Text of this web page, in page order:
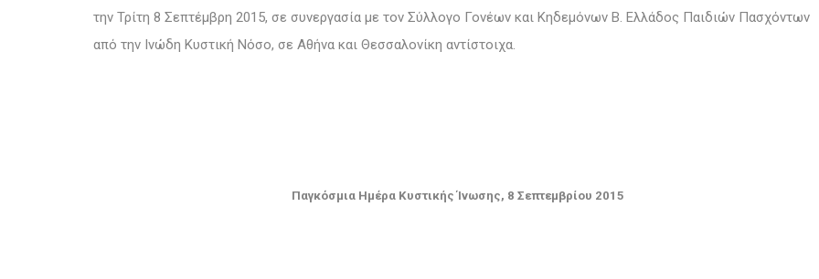
την Τρίτη 8 Σεπτέμβρη 2015, σε συνεργασία με τον Σύλλογο Γονέων και Κηδεμόνων Β. Ελλάδος Παιδιών Πασχόντων
από την Ινώδη Κυστική Νόσο, σε Αθήνα και Θεσσαλονίκη αντίστοιχα.
Παγκόσμια Ημέρα Κυστικής Ίνωσης, 8 Σεπτεμβρίου 2015